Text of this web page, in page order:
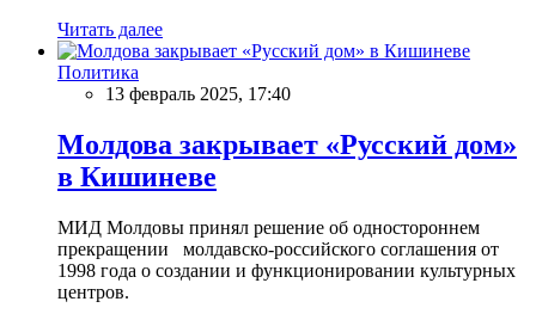
Читать далее
Политика
13 февраль 2025, 17:40
Молдова закрывает «Русский дом»
в Кишиневе
МИД Молдовы принял решение об одностороннем
прекращении молдавско-российского соглашения от
1998 года о создании и функционировании культурных
центров.